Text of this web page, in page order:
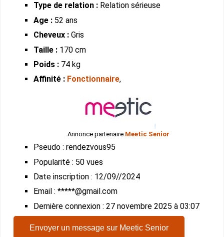
Type de relation : Relation sérieuse
Age : 52 ans
Cheveux : Gris
Taille : 170 cm
Poids : 74 kg
Affinité : Fonctionnaire,
Annonce partenaire Meetic Senior
Pseudo : rendezvous95
Popularité : 50 vues
Date inscription : 12/09//2024
Email : *****@gmail.com
Dernière connexion : 27 novembre 2025 à 03:07
Envoyer un message sur Meetic Senior